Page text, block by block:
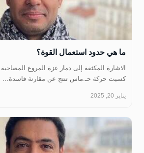
ما هي حدود استعمال القوة؟
الاشارة المكثفة إلى دمار غزة المروع
كسبت حركة حـ.ماس تنتج عن مقارنة فاسدة…
يناير 20, 2025